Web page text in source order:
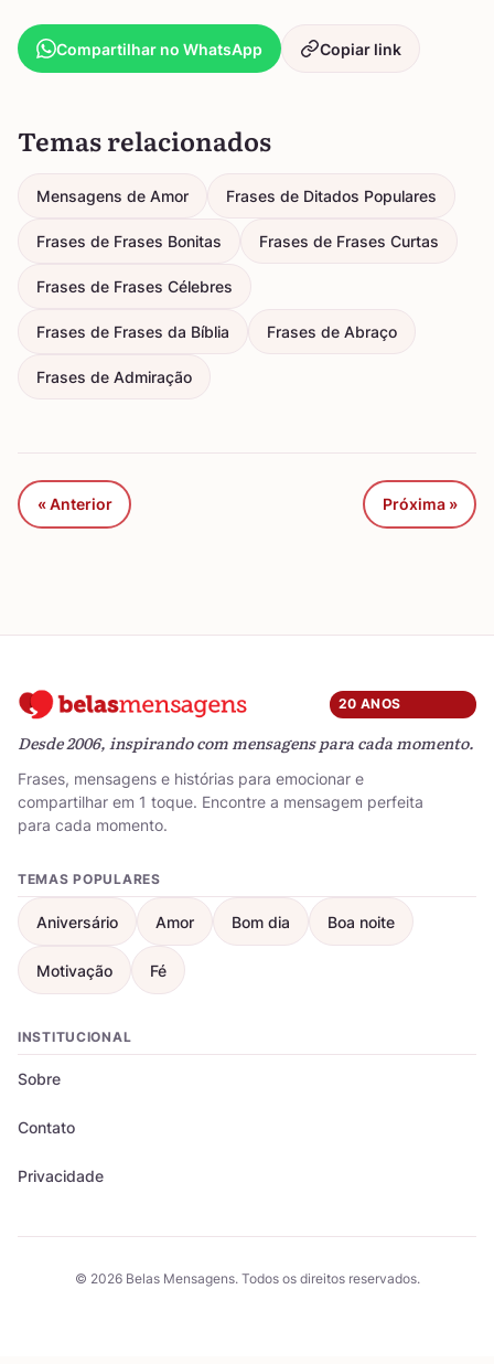
Compartilhar no WhatsApp Copiar link
Temas relacionados
Mensagens de Amor Frases de Ditados Populares
Frases de Frases Bonitas Frases de Frases Curtas
Frases de Frases Célebres
Frases de Frases da Bíblia Frases de Abraço
Frases de Admiração
« Anterior Próxima »
20 ANOS
Desde 2006, inspirando com mensagens para cada momento.
Frases, mensagens e histórias para emocionar e
compartilhar em 1 toque. Encontre a mensagem perfeita
para cada momento.
TEMAS POPULARES
Aniversário Amor Bom dia Boa noite
Motivação Fé
INSTITUCIONAL
Sobre
Contato
Privacidade
© 2026 Belas Mensagens. Todos os direitos reservados.